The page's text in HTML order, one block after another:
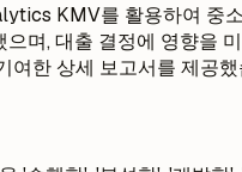
KMV를 활용하여 중
으며, 대출 결정에 영향을
여한 상세 보고서를 제공